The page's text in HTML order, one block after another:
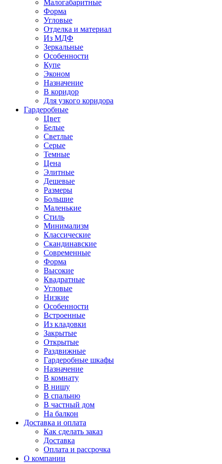
Малогабаритные
Форма
Угловые
Отделка и материал
Из МДФ
Зеркальные
Особенности
Купе
Эконом
Назначение
В коридор
Для узкого коридора
Гардеробные
Цвет
Белые
Светлые
Серые
Темные
Цена
Элитные
Дешевые
Размеры
Большие
Маленькие
Стиль
Минимализм
Классические
Скандинавские
Современные
Форма
Высокие
Квадратные
Угловые
Низкие
Особенности
Встроенные
Из кладовки
Закрытые
Открытые
Раздвижные
Гардеробные шкафы
Назначение
В комнату
В нишу
В спальню
В частный дом
На балкон
Доставка и оплата
Как сделать заказ
Доставка
Оплата и рассрочка
О компании